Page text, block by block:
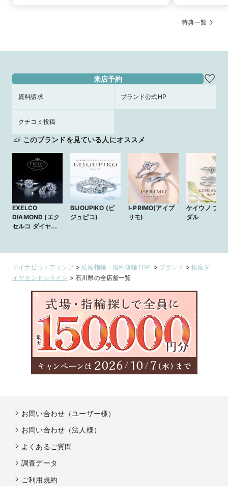
特典一覧
来店予約
資料請求 ブランド公式HP
クチコミ投稿
このブランドを見ている人にオススメ
EXELCO
DIAMOND (エク
セルコ ダイヤモ
BIJOUPIKO (ビ
ジュピコ)
I-PRIMO(アイプ
リモ)
ケイウノ ブラ
ダル
マイナビウエディング>結婚指輪・婚約指輪TOP > ブランド >銀座ダ
イヤモンドシライシ >石川県の全店舗一覧
お問い合わせ（ユーザー様）
お問い合わせ（法人様）
よくあるご質問
調査データ
ご利用規約